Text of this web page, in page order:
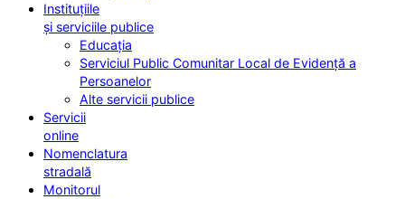
Instituțiile
și serviciile publice
Educația
Serviciul Public Comunitar Local de Evidență a
Persoanelor
Alte servicii publice
Servicii
online
Nomenclatura
stradală
Monitorul